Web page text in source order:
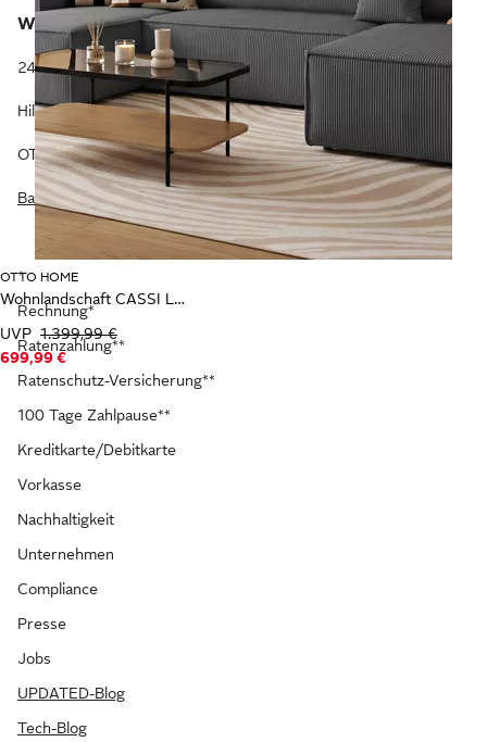
OTTO HOME
Wohnlandschaft CASSI L-Form, 311cm - OTTO. Verlässliche Qualität.
UVP 1.399,99 €
699,99 €
Wir sind gerne für dich da.
24 Stunden am Tag. 365 Tage im Jahr.
Hilfe & Kontakt
OTTO KI-Assistent
Barriere melden
*
Rechnung*
Ratenzahlung**
Ratenschutz-Versicherung**
100 Tage Zahlpause**
Kreditkarte/Debitkarte
Vorkasse
Nachhaltigkeit
Unternehmen
Compliance
Presse
Jobs
UPDATED-Blog
Tech-Blog